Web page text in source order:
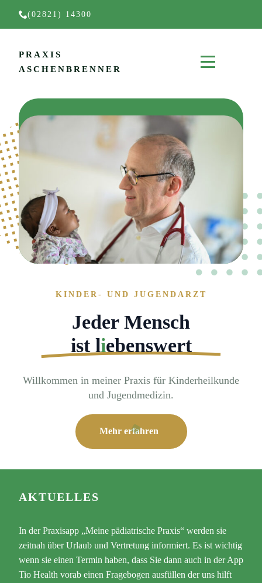
(02821) 14300
PRAXIS
ASCHENBRENNER
KINDER- UND JUGENDARZT
Jeder Mensch
ist liebenswert
Willkommen in meiner Praxis für Kinderheilkunde
und Jugendmedizin.
Mehr erfahren
AKTUELLES
In der Praxisapp „Meine pädiatrische Praxis“ werden sie
zeitnah über Urlaub und Vertretung informiert. Es ist wichtig
wenn sie einen Termin haben, dass Sie dann auch in der App
Tio Health vorab einen Fragebogen ausfüllen der uns hilft